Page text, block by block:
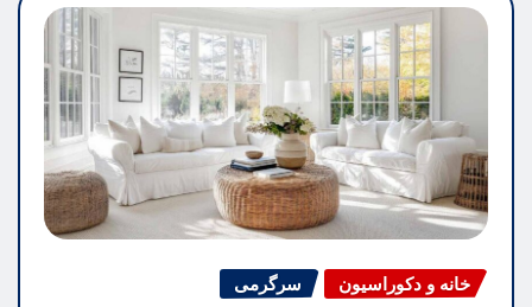
خانه و دکوراسیون سرگرمی